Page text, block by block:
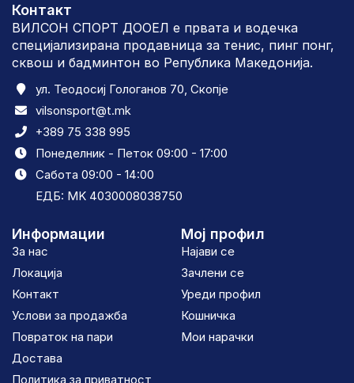
Контакт
ВИЛСОН СПОРТ ДООЕЛ е првата и водечка
специјализирана продавница за тенис, пинг понг,
сквош и бадминтон во Република Македонија.
ул. Теодосиј Гологанов 70, Скопје
vilsonsport@t.mk
+389 75 338 995
Понеделник - Петок 09:00 - 17:00
Сабота 09:00 - 14:00
ЕДБ: MK 4030008038750
Информации
За нас
Локација
Контакт
Услови за продажба
Повраток на пари
Достава
Политика за приватност
Мој профил
Најави се
Зачлени се
Уреди профил
Кошничка
Мои нарачки